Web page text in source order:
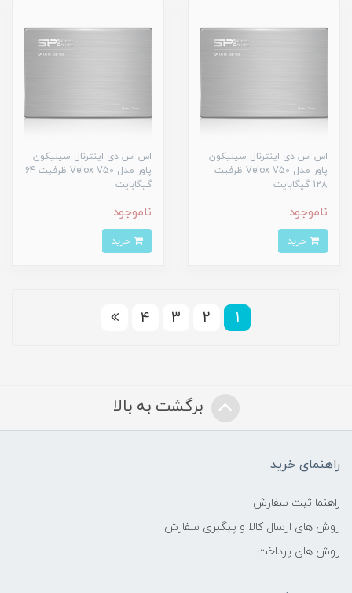
اس اس دی اینترنال سیلیکون
پاور مدل Velox V50 ظرفیت
128 گیگابایت
ناموجود
اس اس دی اینترنال سیلیکون
پاور مدل Velox V50 ظرفیت 64
گیگابایت
ناموجود
1
2
3
4
برگشت به بالا
راهنمای خرید
راهنما ثبت سفارش
روش های ارسال کالا و پیگیری سفارش
روش های پرداخت